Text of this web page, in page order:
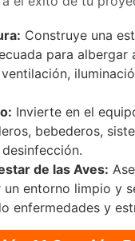
Construye una
para albergar
Invierte en el
bebederos,
de las Aves:
entorno limpio y
enfermedades y